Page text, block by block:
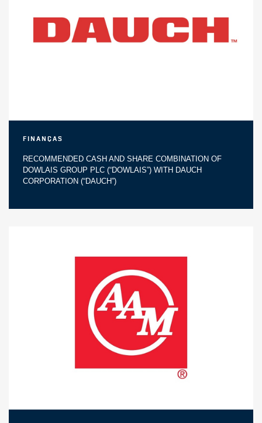
Finanças
RECOMMENDED CASH AND SHARE COMBINATION OF
DOWLAIS GROUP PLC (“DOWLAIS”) WITH DAUCH
CORPORATION (“DAUCH”)